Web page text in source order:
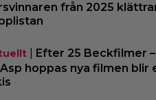
från 2025
| Efter 25 Beckfilmer –
hoppas nya filmen blir